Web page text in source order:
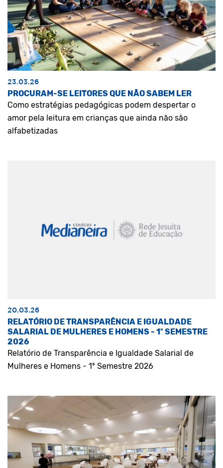
23.03.26
PROCURAM-SE LEITORES QUE NÃO SABEM LER
Como estratégias pedagógicas podem despertar o
amor pela leitura em crianças que ainda não são
alfabetizadas
20.03.26
RELATÓRIO DE TRANSPARÊNCIA E IGUALDADE
SALARIAL DE MULHERES E HOMENS - 1º SEMESTRE
2026
Relatório de Transparência e Igualdade Salarial de
Mulheres e Homens - 1º Semestre 2026